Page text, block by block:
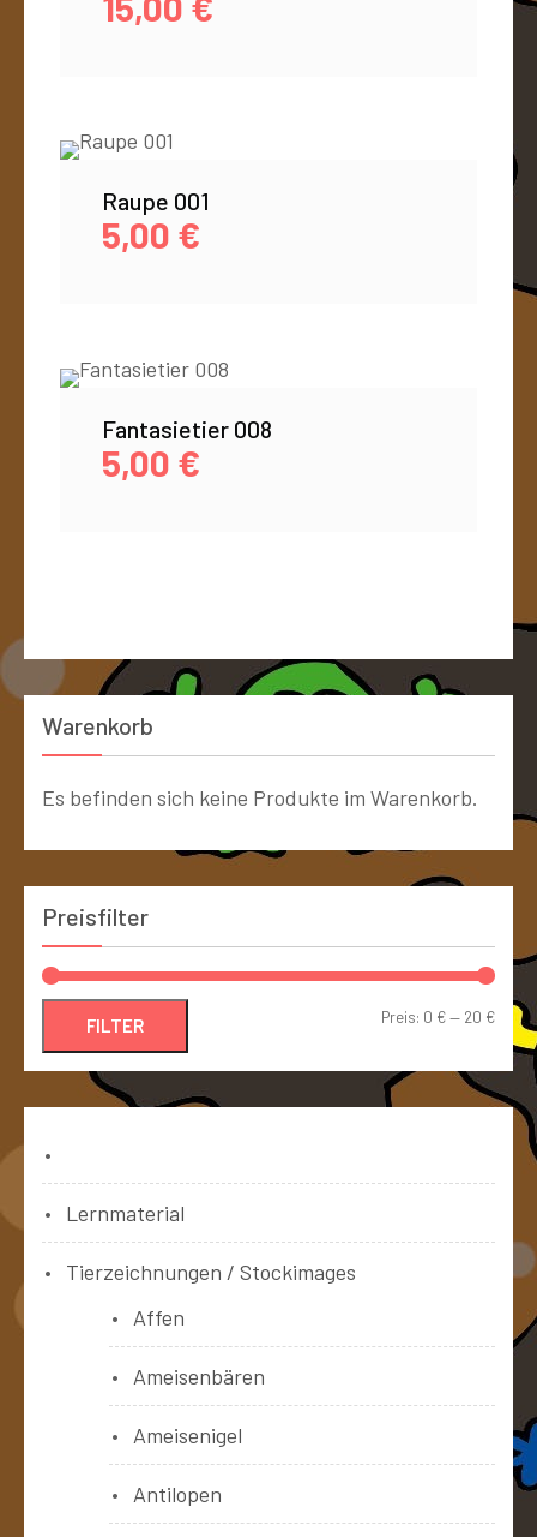
Raupe 001
5,00 €
Fantasietier 008
5,00 €
Warenkorb
Es befinden sich keine Produkte im Warenkorb.
Preisfilter
FILTER Preis: 0 €— 20 €
Lernmaterial
Tierzeichnungen / Stockimages
Affen
Ameisenbären
Ameisenigel
Antilopen